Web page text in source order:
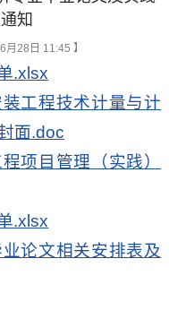
知
月28日 11:45 】
.xlsx
工程技术计量与计
面.doc
项目管理（实践）
.xlsx
论文相关安排表及